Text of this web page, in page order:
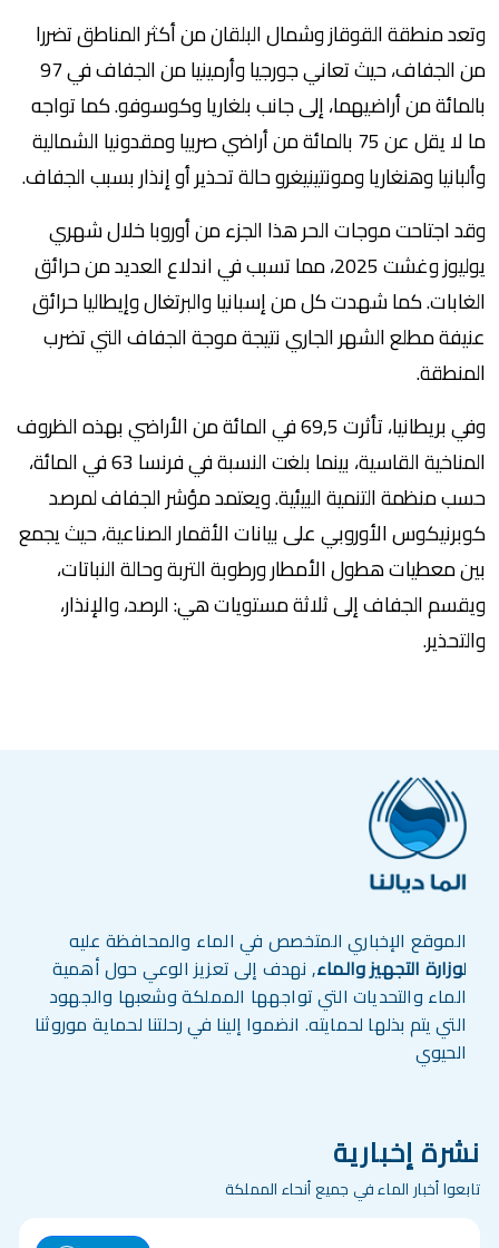
وتعد منطقة القوقاز وشمال البلقان من أكثر المناطق تضررا
من الجفاف، حيث تعاني جورجيا وأرمينيا من الجفاف في 97
بالمائة من أراضيهما، إلى جانب بلغاريا وكوسوفو. كما تواجه
ما لا يقل عن 75 بالمائة من أراضي صربيا ومقدونيا الشمالية
وألبانيا وهنغاريا ومونتينيغرو حالة تحذير أو إنذار بسبب الجفاف.
وقد اجتاحت موجات الحر هذا الجزء من أوروبا خلال شهري
يوليوز وغشت 2025، مما تسبب في اندلاع العديد من حرائق
الغابات. كما شهدت كل من إسبانيا والبرتغال وإيطاليا حرائق
عنيفة مطلع الشهر الجاري نتيجة موجة الجفاف التي تضرب
المنطقة.
وفي بريطانيا، تأثرت 69,5 في المائة من الأراضي بهذه الظروف
المناخية القاسية، بينما بلغت النسبة في فرنسا 63 في المائة،
حسب منظمة التنمية البيئية. ويعتمد مؤشر الجفاف لمرصد
كوبرنيكوس الأوروبي على بيانات الأقمار الصناعية، حيث يجمع
بين معطيات هطول الأمطار ورطوبة التربة وحالة النباتات،
ويقسم الجفاف إلى ثلاثة مستويات هي: الرصد، والإنذار،
والتحذير.
الموقع الإخباري المتخصص في الماء والمحافظة عليه
لوزارة التجهيز والماء, نهدف إلى تعزيز الوعي حول أهمية
الماء والتحديات التي تواجهها المملكة وشعبها والجهود
التي يتم بذلها لحمايته. انضموا إلينا في رحلتنا لحماية موروثنا
الحيوي
نشرة إخبارية
تابعوا أخبار الماء في جميع أنحاء المملكة